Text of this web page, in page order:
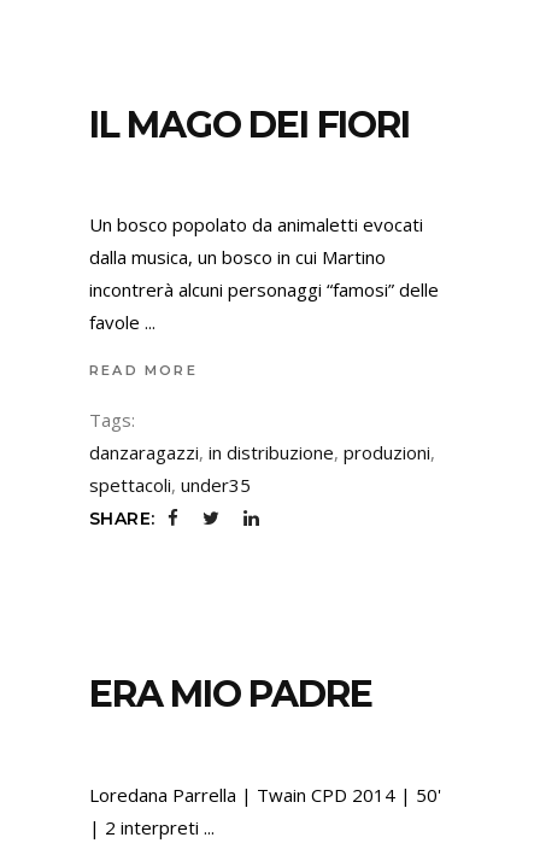
IL MAGO DEI FIORI
Un bosco popolato da animaletti evocati
dalla musica, un bosco in cui Martino
incontrerà alcuni personaggi “famosi” delle
favole
READ MORE
Tags:
danzaragazzi, in distribuzione, produzioni,
spettacoli, under35
SHARE:
ERA MIO PADRE
Loredana Parrella | Twain CPD 2014 | 50'
| 2 interpreti